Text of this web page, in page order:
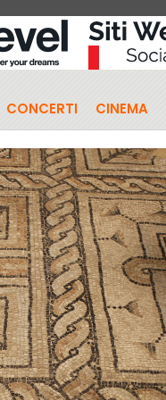
CONCERTI CINEMA